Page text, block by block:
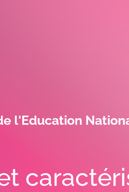
l'Education